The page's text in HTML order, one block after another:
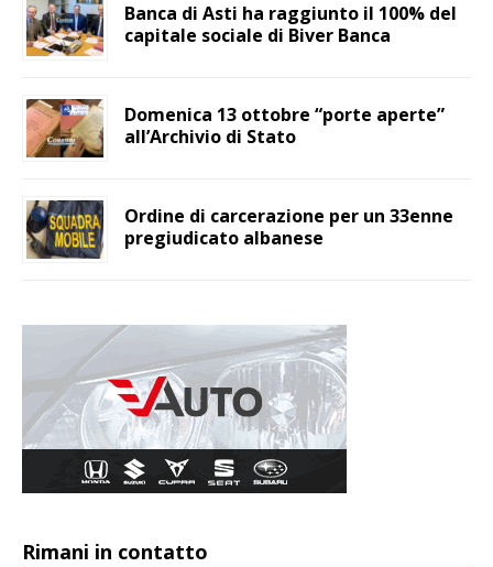
Banca di Asti ha raggiunto il 100% del
capitale sociale di Biver Banca
Domenica 13 ottobre “porte aperte”
all’Archivio di Stato
Ordine di carcerazione per un 33enne
pregiudicato albanese
Rimani in contatto